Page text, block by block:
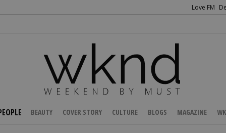
Love FM
BEAUTY COVER STORY CULTURE BLOGS MAGAZINE